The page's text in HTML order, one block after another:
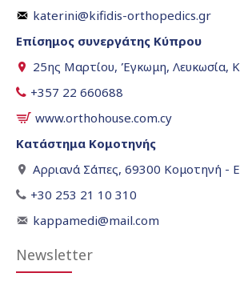
katerini@kifidis-orthopedics.gr
Επίσημος συνεργάτης Κύπρου
25ης Μαρτίου, Έγκωμη, Λευκωσία,
+357 22 660688
www.orthohouse.com.cy
Κατάστημα Κομοτηνής
Αρριανά Σάπες, 69300 Κομοτηνή -
+30 253 21 10 310
kappamedi@mail.com
Newsletter